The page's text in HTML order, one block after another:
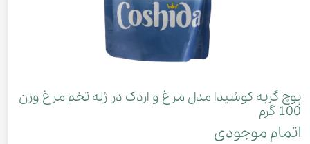
پوچ گربه کوشیدا مدل مرغ و اردک در ژله تخم مرغ وزن
100 گرم
اتمام موجودی